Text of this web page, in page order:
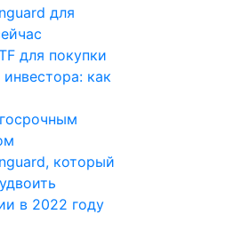
для
для покупки
как
который
в 2022 году